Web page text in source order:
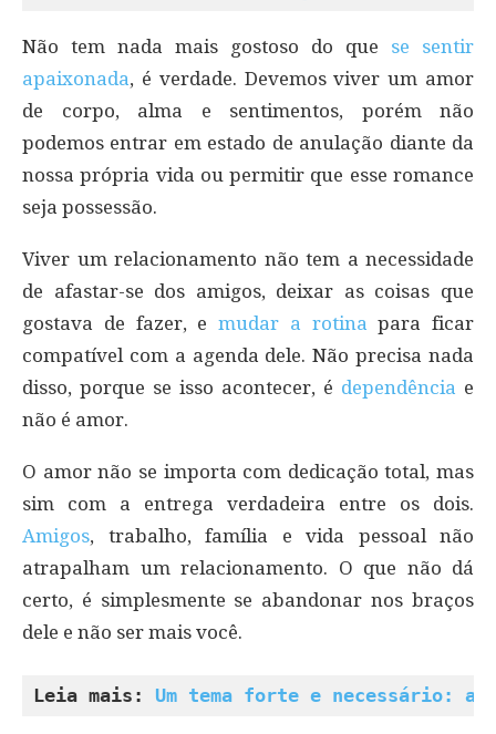
Não tem nada mais gostoso do que se sentir
apaixonada, é verdade. Devemos viver um amor
de corpo, alma e sentimentos, porém não
podemos entrar em estado de anulação diante da
nossa própria vida ou permitir que esse romance
seja possessão.
Viver um relacionamento não tem a necessidade
de afastar-se dos amigos, deixar as coisas que
gostava de fazer, e mudar a rotinapara ficar
compatível com a agenda dele. Não precisa nada
disso, porque se isso acontecer, é dependência e
não é amor.
O amor não se importa com dedicação total, mas
sim com a entrega verdadeira entre os dois.
Amigos, trabalho, família e vida pessoal não
atrapalham um relacionamento. O que não dá
certo, é simplesmente se abandonar nos braços
dele e não ser mais você.
Leia mais: Um tema forte e necessário: a